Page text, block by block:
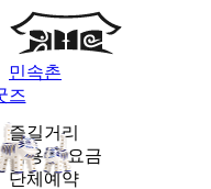
민속촌
즈
즐길거리
이용권·요금
단체예약